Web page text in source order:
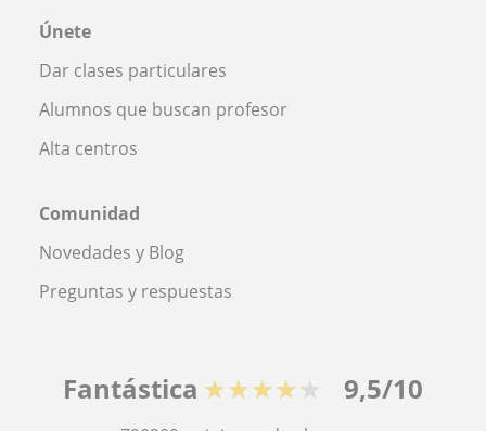
Únete
Dar clases particulares
Alumnos que buscan profesor
Alta centros
Comunidad
Novedades y Blog
Preguntas y respuestas
Fantástica ★★★★★ 9,5/10